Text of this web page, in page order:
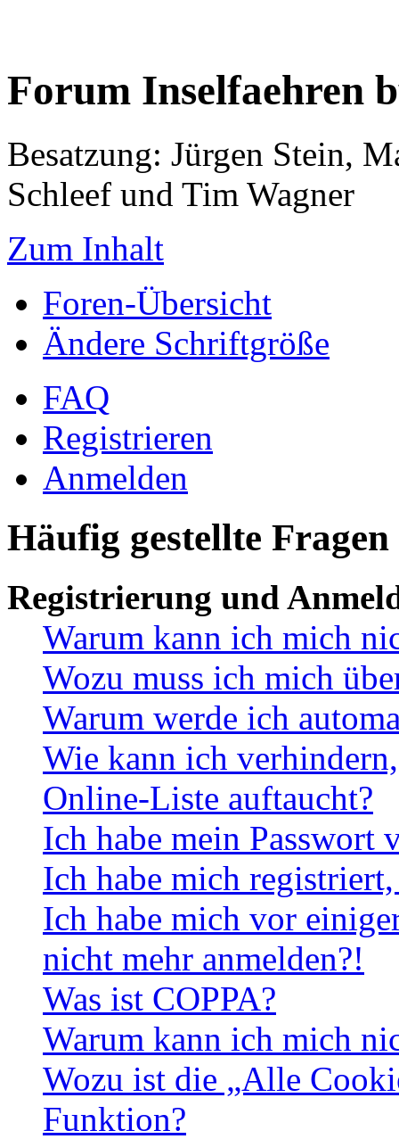
Forum Inselfaehren
Besatzung: Jürgen Stein,
Schleef und Tim Wagner
Zum Inhalt
Foren-Übersicht
Ändere Schriftgröße
FAQ
Registrieren
Anmelden
Häufig gestellte Fragen
Registrierung und
Warum kann ich mich
Wozu muss ich mich
Warum werde ich
Wie kann ich
Online-Liste auftaucht?
Ich habe mein Passwort
Ich habe mich
Ich habe mich vor
nicht mehr anmelden?!
Was ist COPPA?
Warum kann ich mich
Wozu ist die „Alle
Funktion?